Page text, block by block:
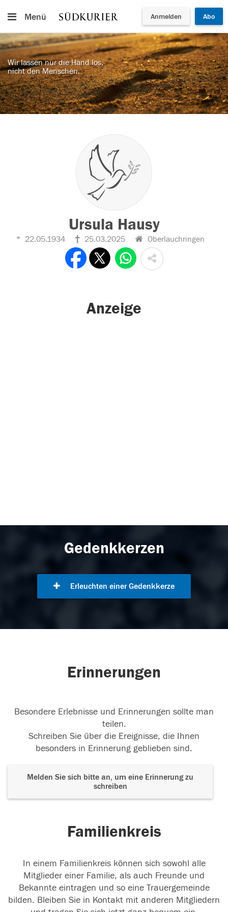
Menü Anmelden Abo
Wir lassen nur die Hand los,
nicht den Menschen.
Ursula Hausy
22.05.1934 25.03.2025 Oberlauchringen
Anzeige
Gedenkkerzen
Erleuchten einer Gedenkkerze
Erinnerungen
Besondere Erlebnisse und Erinnerungen sollte man
teilen.
Schreiben Sie über die Ereignisse, die Ihnen
besonders in Erinnerung geblieben sind.
Melden Sie sich bitte an, um eine Erinnerung zu
schreiben
Familienkreis
In einem Familienkreis können sich sowohl alle
Mitglieder einer Familie, als auch Freunde und
Bekannte eintragen und so eine Trauergemeinde
bilden. Bleiben Sie in Kontakt mit anderen Mitgliedern